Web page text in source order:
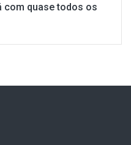
com quase todos os